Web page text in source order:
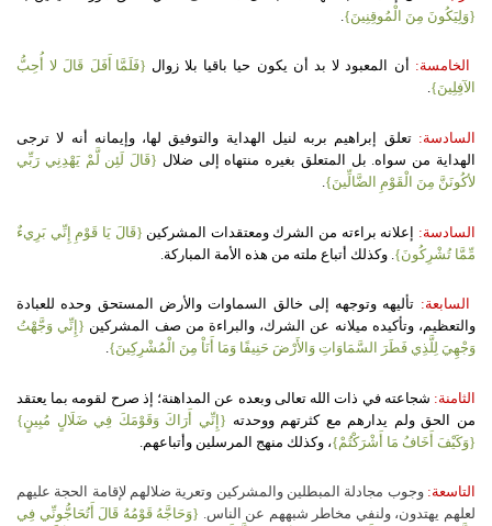
{وَلِيَكُونَ مِنَ الْمُوقِنِينَ}
الخامسة: أن المعبود لا بد أن يكون حيا باقيا بلا زوال {فَلَمَّا أَفَلَ قَالَ لا أُحِبُّ
الآفِلِينَ}.
السادسة: تعلق إبراهيم بربه لنيل الهداية والتوفيق لها، وإيمانه أنه لا ترجى
الهداية من سواه. بل المتعلق بغيره منتهاه إلى ضلال {قَالَ لَئِن لَّمْ يَهْدِنِي رَبِّي
لأكُونَنَّ مِنَ الْقَوْمِ الضَّالِّينَ}.
السادسة: إعلانه براءته من الشرك ومعتقدات المشركين {قَالَ يَا قَوْمِ إِنِّي بَرِيءٌ
مِّمَّا تُشْرِكُونَ} . وكذلك أتباع ملته من هذه الأمة المباركة.
السابعة: تأليهه وتوجهه إلى خالق السماوات والأرض المستحق وحده للعبادة
والتعظيم، وتأكيده ميلانه عن الشرك، والبراءة من صف المشركين {إِنِّي وَجَّهْتُ
وَجْهِيَ لِلَّذِي فَطَرَ السَّمَاوَاتِ وَالأَرْضَ حَنِيفًا وَمَا أَنَاْ مِنَ الْمُشْرِكِينَ}.
الثامنة: شجاعته في ذات الله تعالى وبعده عن المداهنة؛ إذ صرح لقومه بما يعتقد
من الحق ولم يدارهم مع كثرتهم ووحدته {إِنِّي أَرَاكَ وَقَوْمَكَ فِي ضَلَالٍ مُبِينٍ}
{وَكَيْفَ أَخَافُ مَا أَشْرَكْتُمْ}، وكذلك منهج المرسلين وأتباعهم.
التاسعة: وجوب مجادلة المبطلين والمشركين وتعرية ضلالهم لإقامة الحجة عليهم
لعلهم يهتدون، ولنفي مخاطر شبههم عن الناس. {وَحَاجَّهُ قَوْمُهُ قَالَ أَتُحَاجُّونِّي فِي